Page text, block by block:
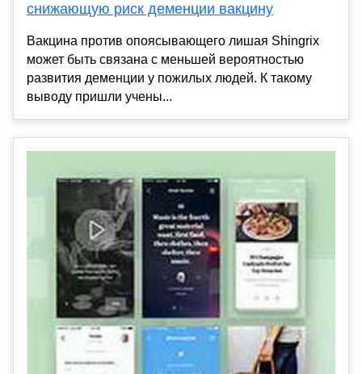
снижающую риск деменции вакцину
Вакцина против опоясывающего лишая Shingrix
может быть связана с меньшей вероятностью
развития деменции у пожилых людей. К такому
выводу пришли учены...